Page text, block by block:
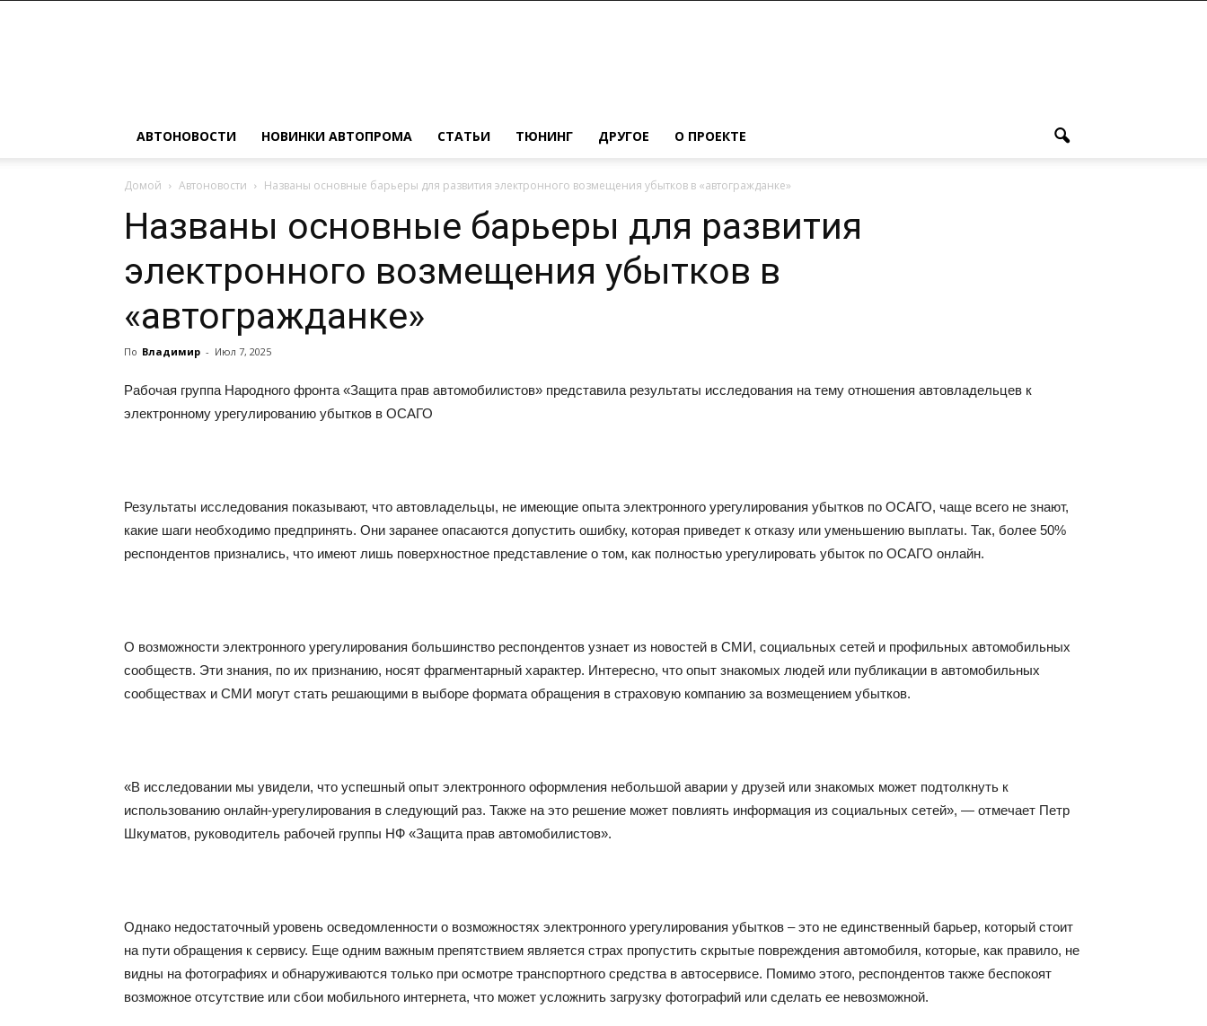
АВТОНОВОСТИ НОВИНКИ АВТОПРОМА СТАТЬИ ТЮНИНГ ДРУГОЕ О ПРОЕКТЕ
Домой Автоновости Названы основные барьеры для развития электронного возмещения убытков в «автогражданке»
Названы основные барьеры для развития
электронного возмещения убытков в
«автогражданке»
По Владимир - Июл 7, 2025
Рабочая группа Народного фронта «Защита прав автомобилистов» представила результаты исследования на тему отношения автовладельцев к
электронному урегулированию убытков в ОСАГО
Результаты исследования показывают, что автовладельцы, не имеющие опыта электронного урегулирования убытков по ОСАГО, чаще всего не знают,
какие шаги необходимо предпринять. Они заранее опасаются допустить ошибку, которая приведет к отказу или уменьшению выплаты. Так, более 50%
респондентов признались, что имеют лишь поверхностное представление о том, как полностью урегулировать убыток по ОСАГО онлайн.
О возможности электронного урегулирования большинство респондентов узнает из новостей в СМИ, социальных сетей и профильных автомобильных
сообществ. Эти знания, по их признанию, носят фрагментарный характер. Интересно, что опыт знакомых людей или публикации в автомобильных
сообществах и СМИ могут стать решающими в выборе формата обращения в страховую компанию за возмещением убытков.
«В исследовании мы увидели, что успешный опыт электронного оформления небольшой аварии у друзей или знакомых может подтолкнуть к
использованию онлайн-урегулирования в следующий раз. Также на это решение может повлиять информация из социальных сетей», — отмечает Петр
Шкуматов, руководитель рабочей группы НФ «Защита прав автомобилистов».
Однако недостаточный уровень осведомленности о возможностях электронного урегулирования убытков – это не единственный барьер, который стоит
на пути обращения к сервису. Еще одним важным препятствием является страх пропустить скрытые повреждения автомобиля, которые, как правило, не
видны на фотографиях и обнаруживаются только при осмотре транспортного средства в автосервисе. Помимо этого, респондентов также беспокоят
возможное отсутствие или сбои мобильного интернета, что может усложнить загрузку фотографий или сделать ее невозможной.